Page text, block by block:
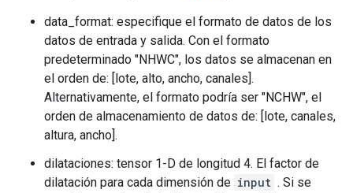
data_format: especifique el formato de datos de los
datos de entrada y salida. Con el formato
predeterminado "NHWC", los datos se almacenan en
el orden de: [lote, alto, ancho, canales].
Alternativamente, el formato podría ser "NCHW", el
orden de almacenamiento de datos de: [lote, canales,
altura, ancho].
dilataciones: tensor 1-D de longitud 4. El factor de
dilatación para cada dimensión de input . Si se